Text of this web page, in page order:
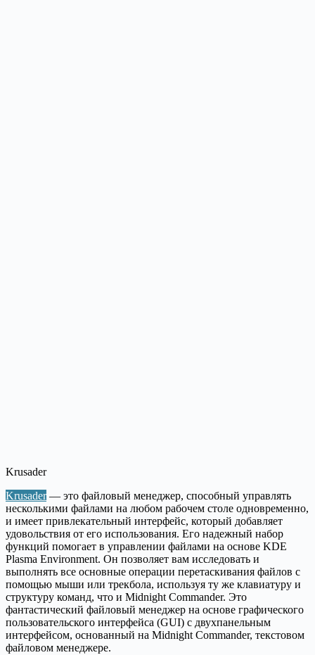
Krusader
Krusader — это файловый менеджер, способный управлять
несколькими файлами на любом рабочем столе одновременно,
и имеет привлекательный интерфейс, который добавляет
удовольствия от его использования. Его надежный набор
функций помогает в управлении файлами на основе KDE
Plasma Environment. Он позволяет вам исследовать и
выполнять все основные операции перетаскивания файлов с
помощью мыши или трекбола, используя ту же клавиатуру и
структуру команд, что и Midnight Commander. Это
фантастический файловый менеджер на основе графического
пользовательского интерфейса (GUI) с двухпанельным
интерфейсом, основанный на Midnight Commander, текстовом
файловом менеджере.